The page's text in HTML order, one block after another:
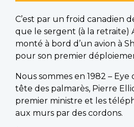
C’est par un froid canadien
que le sergent (à la retraite)
monté à bord d’un avion à
pour son premier
Nous sommes en 1982 –
tête des palmarès, Pierre
premier ministre et les
aux murs par des cordons.